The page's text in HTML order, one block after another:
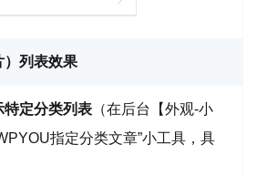
）列表效果
特定分类列表 （在后台【外观-小
指定分类文章”小工具，具